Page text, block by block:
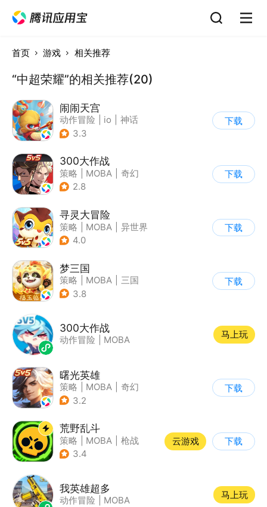
首页 游戏 相关推荐
“中超荣耀”的相关推荐(20)
闹闹天宫
动作冒险 io
神话
| 中国风
3.3
下载
300大作战
策略 MOBA
奇幻
| 5v5
2.8
下载
寻灵大冒险
策略 MOBA
异世界
| 寻灵大冒险
4.0
下载
梦三国
策略 MOBA
三国
| 中国风
3.8
下载
300大作战
动作冒险 MOBA
马上玩
曙光英雄
策略 MOBA
奇幻
| 5v5
3.2
下载
荒野乱斗
策略 MOBA
枪战
| 3v3
3.4
云游戏 下载
我英雄超多
动作冒险 MOBA
马上玩